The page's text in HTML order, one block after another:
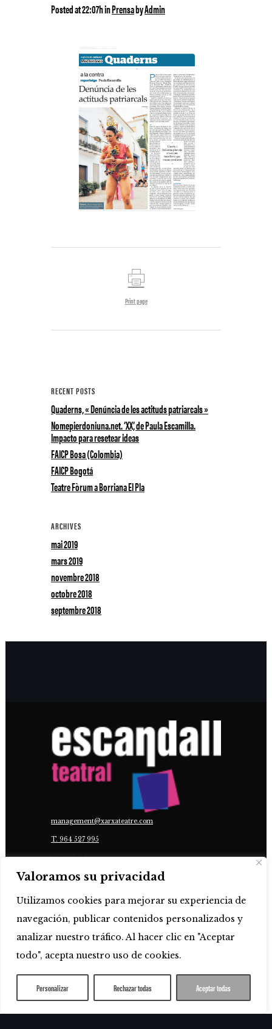
Valoramos su privacidad
Utilizamos cookies para mejorar su experiencia de
navegación, publicar contenidos personalizados y
analizar nuestro tráfico. Al hacer clic en "Aceptar
todo", acepta nuestro uso de cookies.
Personalizar Rechazar todas Aceptar todas
Posted at 22:07hinPrensabyAdmin
Print page
RECENT POSTS
Quaderns, « Denúncia de les actituds patriarcals »
Nomepierdoniuna.net. ‘XX’, de Paula Escamilla.
Impacto para resetear ideas
FAICP Bosa (Colombia)
FAICP Bogotá
Teatre Fòrum a Borriana El Pla
ARCHIVES
mai 2019
mars 2019
novembre 2018
octobre 2018
septembre 2018
management@xarxateatre.com
T. ‭964 527 995
Borriol, 84
12540 Vila-real
COLLABORENT: